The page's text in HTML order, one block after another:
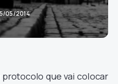
05/2014
protocolo que vai colocar